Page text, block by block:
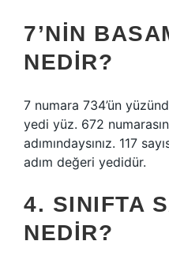
7’NIN
NEDIR?
7 numara 734’ün
yedi yüz. 672
adımındaysınız. 117
adım değeri yedidür.
4. SINIFTA
NEDIR?